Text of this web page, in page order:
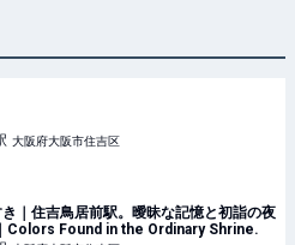
大阪府大阪市住吉区
｜住吉鳥居前駅。曖昧な記憶と初詣の夜
Colors Found in the Ordinary Shrine.